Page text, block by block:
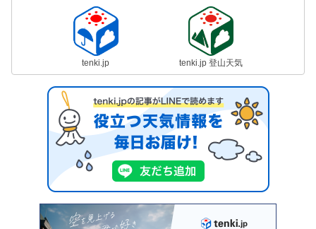
tenki.jp tenki.jp 登山天気